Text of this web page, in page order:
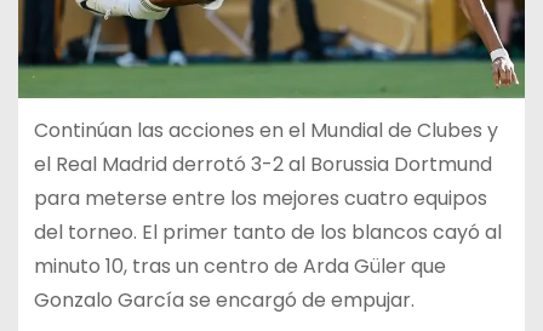
Continúan las acciones en el Mundial de Clubes y
el Real Madrid derrotó 3-2 al Borussia Dortmund
para meterse entre los mejores cuatro equipos
del torneo. El primer tanto de los blancos cayó al
minuto 10, tras un centro de Arda Güler que
Gonzalo García se encargó de empujar.